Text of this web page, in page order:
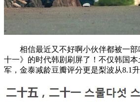
相信最近又不好啊小伙伴都被一部
十一》的时代韩剧刷屏了！不仅韩国
军，金泰减龄豆瓣评分更是梨波从8.1升